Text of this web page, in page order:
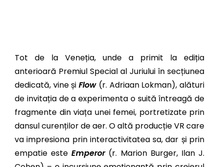
Tot de la Veneția, unde a primit la ediția
anterioară Premiul Special al Juriului în secțiunea
dedicată, vine șiFlow (r. Adriaan Lokman), alături
de invitația de a experimenta o suită întreagă de
fragmente din viața unei femei, portretizate prin
dansul curenților de aer. O altă producție VR care
va impresiona prin interactivitatea sa, dar și prin
empatie esteEmperor (r. Marion Burger, Ilan J.